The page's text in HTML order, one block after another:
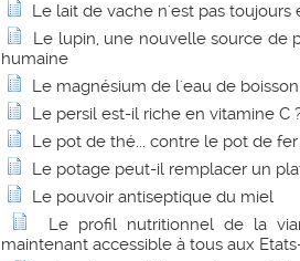
Le lait de vache n'est pas toujours
Le lupin, une nouvelle source de
humaine
Le magnésium de l'eau de
Le persil est-il riche en vitamine C
Le pot de thé... contre le pot de fer
Le potage peut-il remplacer un
Le pouvoir antiseptique du miel
Le profil nutritionnel de la
maintenant accessible à tous aux